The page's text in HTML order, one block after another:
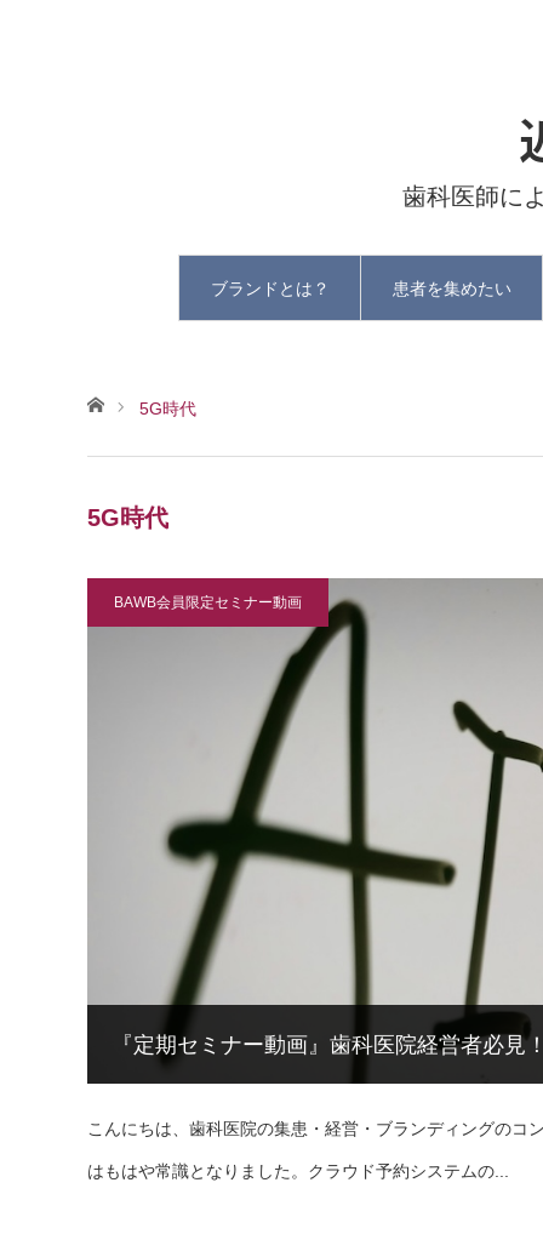
歯科医師に
ブランドとは？ 患者を集めたい
ホーム5G時代
5G時代
BAWB会員限定セミナー動画
『定期セミナー動画』歯科医院経営者必見
こんにちは、歯科医院の集患・経営・ブランディングの
はもはや常識となりました。クラウド予約システムの...